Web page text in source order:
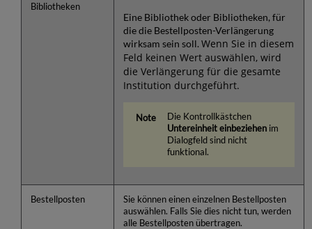
Bibliotheken
Eine Bibliothek oder Bibliotheken, für
die die Bestellposten-Verlängerung
wirksam sein soll. Wenn Sie in diesem
Feld keinen Wert auswählen, wird
die Verlängerung für die gesamte
Institution durchgeführt.
Die Kontrollkästchen
Untereinheit einbeziehenim
Dialogfeld sind nicht
funktional.
Bestellposten
Sie können einen einzelnen Bestellposten
auswählen. Falls Sie dies nicht tun, werden
alle Bestellposten übertragen.